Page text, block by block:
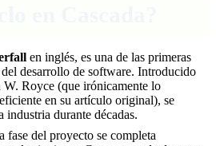
en inglés, es una de las primeras
desarrollo de software. Introducido
Royce (que irónicamente lo
en su artículo original), se
industria durante décadas.
fase del proyecto se completa